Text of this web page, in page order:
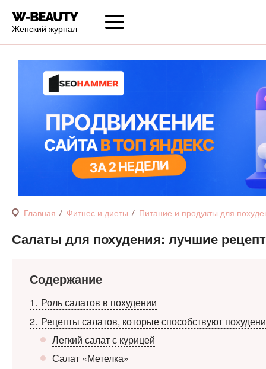
Женский журнал
Главная Фитнес и диеты Питание и продукты для
Салаты для похудения: лучшие
Содержание
1
Роль салатов в похудении
2 Рецепты салатов, которые способствуют
Легкий салат с курицей
Салат «Метелка»